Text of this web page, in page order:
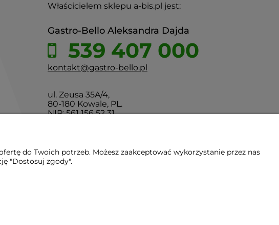
Właścicielem sklepu a-bis.pl jest:
Gastro-Bello Aleksandra Dajda
539 407 000
kontakt@gastro-bello.pl
ul. Zeusa 35A/4,
80-180 Kowale, PL.
NIP: 561 156 52 31
| Gdańsk - Trójmiasto - Pomorskie
do Twoich potrzeb. Możesz zaakceptować wykorzystanie przez nas
"Dostosuj zgody".